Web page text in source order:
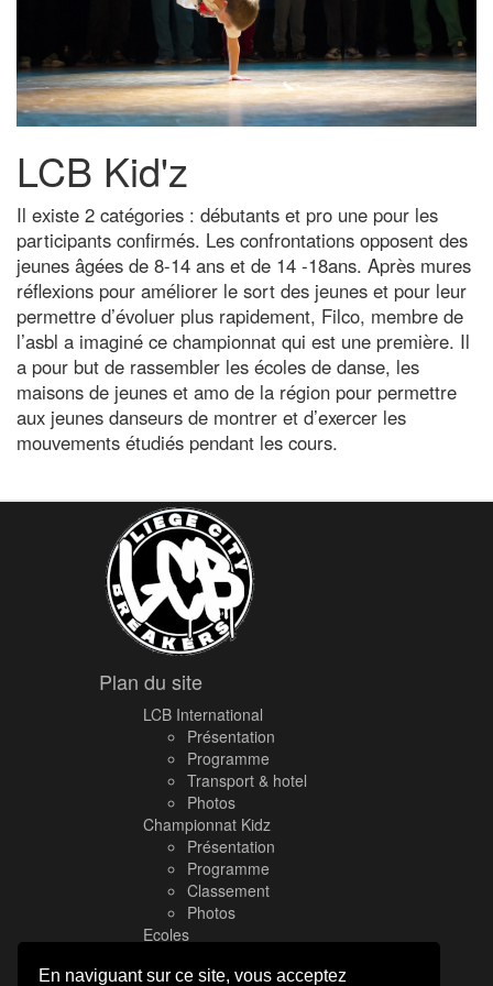
En naviguant sur ce site, vous acceptez
LCB Kid'z
Il existe 2 catégories : débutants et pro une pour les
participants confirmés. Les confrontations opposent des
jeunes âgées de 8-14 ans et de 14 -18ans. Après mures
réflexions pour améliorer le sort des jeunes et pour leur
permettre d’évoluer plus rapidement, Filco, membre de
l’asbl a imaginé ce championnat qui est une première. Il
a pour but de rassembler les écoles de danse, les
maisons de jeunes et amo de la région pour permettre
aux jeunes danseurs de montrer et d’exercer les
mouvements étudiés pendant les cours.
Plan du site
LCB International
Présentation
Programme
Transport & hotel
Photos
Championnat Kidz
Présentation
Programme
Classement
Photos
Ecoles